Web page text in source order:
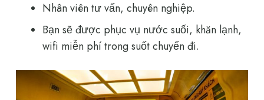
Nhân viên tư vấn, chuyên nghiệp.
Bạn sẽ được phục vụ nước suối, khăn lạnh,
wifi miễn phí trong suốt chuyến đi.